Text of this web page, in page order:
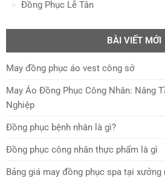
Đồng Phục Lễ Tân
BÀI VIẾT MỚI
May đồng phục áo vest công sở
May Áo Đồng Phục Công Nhân: Nâng
Nghiệp
Đồng phục bệnh nhân là gì?
Đồng phục công nhân thực phẩm là gì
Bảng giá may đồng phục spa tại xưởng